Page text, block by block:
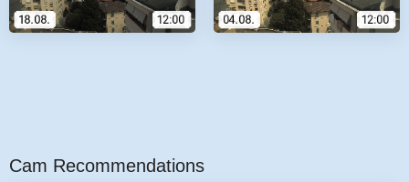
Cam Recommendations